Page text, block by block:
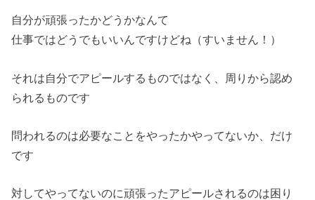
自分が頑張ったかどうかなんて
仕事ではどうでもいいんですけどね（すいません！）
それは自分でアピールするものではなく、周りから認め
られるものです
問われるのは必要なことをやったかやってないか、だけ
です
対してやってないのに頑張ったアピールされるのは困り